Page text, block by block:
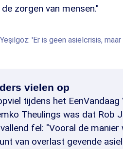
zorgen van mensen."
'Er is geen asielcrisis,
vielen op
tijdens het
Theulings was dat Rob
fel: "Vooral de manier
van overlast gevende